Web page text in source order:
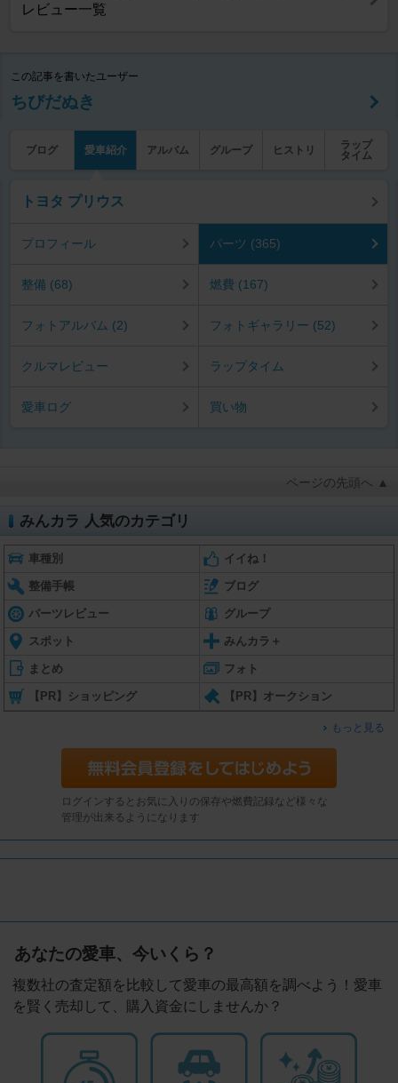
レビュー一覧
この記事を書いたユーザー
ちびだぬき
ブログ 愛車紹介 アルバム グループ ヒストリ
ラップ
タイム
トヨタ プリウス
プロフィール パーツ (365)
整備 (68) 燃費 (167)
フォトアルバム (2) フォトギャラリー (52)
クルマレビュー ラップタイム
愛車ログ 買い物
ページの先頭へ ▲
みんカラ 人気のカテゴリ
車種別 イイね！
整備手帳 ブログ
パーツレビュー グループ
スポット みんカラ＋
まとめ フォト
【PR】ショッピング 【PR】オークション
もっと見る
ログインするとお気に入りの保存や燃費記録など様々な
管理が出来るようになります
あなたの愛車、今いくら？
複数社の査定額を比較して愛車の最高額を調べよう！愛車
を賢く売却して、購入資金にしませんか？